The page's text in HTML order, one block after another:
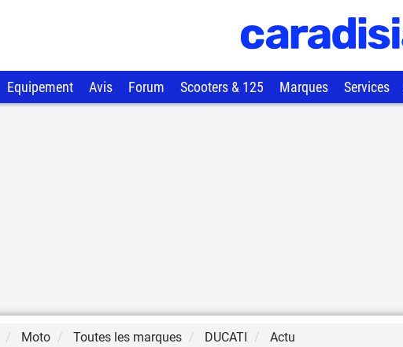
Equipement Avis Forum Scooters & 125 Marques Services
Moto Toutes les marques DUCATI Actu